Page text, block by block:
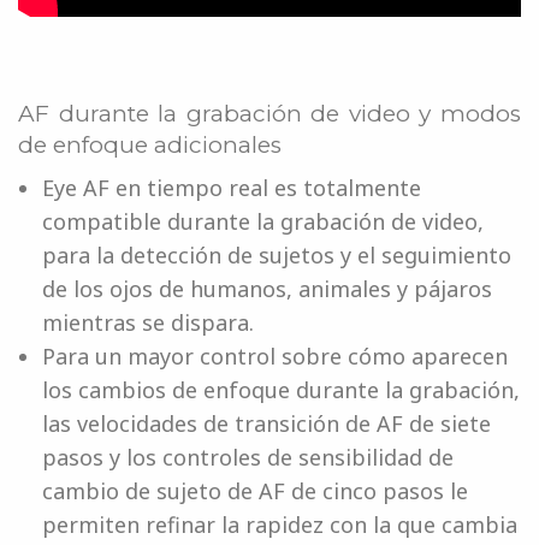
AF durante la grabación de video y modos
de enfoque adicionales
Eye AF en tiempo real es totalmente
compatible durante la grabación de video,
para la detección de sujetos y el seguimiento
de los ojos de humanos, animales y pájaros
mientras se dispara.
Para un mayor control sobre cómo aparecen
los cambios de enfoque durante la grabación,
las velocidades de transición de AF de siete
pasos y los controles de sensibilidad de
cambio de sujeto de AF de cinco pasos le
permiten refinar la rapidez con la que cambia